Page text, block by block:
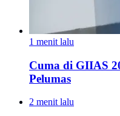
1 menit lalu
Cuma di GIIAS
Pelumas
2 menit lalu